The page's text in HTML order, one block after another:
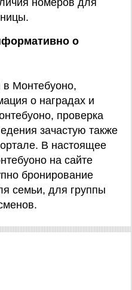
номеров для
о
в Монтебуоно,
о наградах и
проверка
зачастую также
В настоящее
на сайте
бронирование
семьи, для группы